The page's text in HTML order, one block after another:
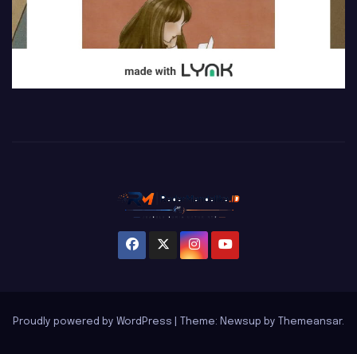
Proudly powered by WordPress Theme: Newsup by Themeansar.